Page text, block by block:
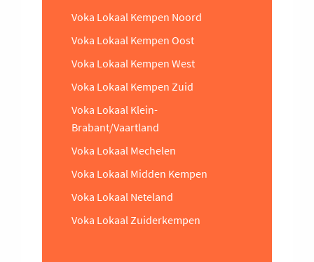
Voka Lokaal Kempen Noord
Voka Lokaal Kempen Oost
Voka Lokaal Kempen West
Voka Lokaal Kempen Zuid
Voka Lokaal Klein-
Brabant/Vaartland
Voka Lokaal Mechelen
Voka Lokaal Midden Kempen
Voka Lokaal Neteland
Voka Lokaal Zuiderkempen